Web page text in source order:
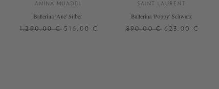
AMINA MUADDI
Ballerina 'Ane' Silber
1.290,00 € 516,00 €
SAINT LAURENT
Ballerina 'Poppy' Schwarz
890,00 € 623,00 €